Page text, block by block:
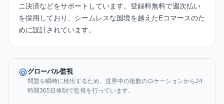
ニ決済などをサポートしています。登録料無料で週次払い
を採用しており、シームレスな国境を越えたEコマースのた
めに設計されています。
グローバル監視
問題を瞬時に検出するため、世界中の複数のロケーションから24
時間365日体制で監視を行っています。